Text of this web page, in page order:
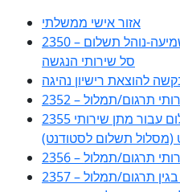
אזור אישי ממשלתי
2350 – מידע לסטודנט עם לקות שמיעה-נוהל תשלום
סל שירותי הנגשה
תרגום/תמלול
2355 דרישה לתשלום עבור מתן שירותי
(מסלול תשלום לסטודנט)
תרגום/תמלול
בגין תרגום/תמלול